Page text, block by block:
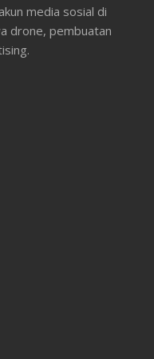
media sosial di
drone, pembuatan